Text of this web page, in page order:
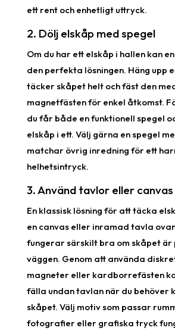
ett rent och enhetligt uttryck.
2. Dölj elskåp med spegel
Om du har ett elskåp i hallen kan
den perfekta lösningen. Häng upp
täcker skåpet helt och fäst den
magnetfästen för enkel åtkomst.
du får både en funktionell spegel
elskåp i ett. Välj gärna en spegel
matchar övrig inredning för ett
helhetsintryck.
3. Använd tavlor eller canvas
En klassisk lösning för att täcka
en canvas eller inramad tavla
fungerar särskilt bra om skåpet är
väggen. Genom att använda
magneter eller kardborrefästen
fälla undan tavlan när du behöver
skåpet. Välj motiv som passar
fotografier eller grafiska tryck